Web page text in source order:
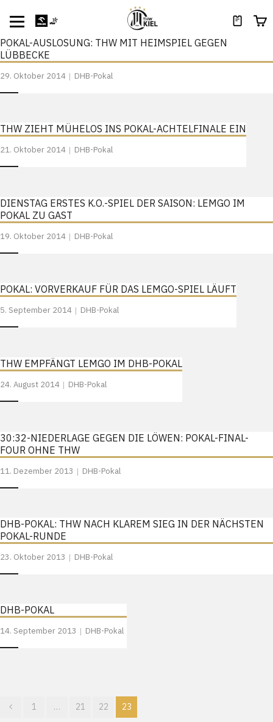
POKAL-AUSLOSUNG: THW MIT HEIMSPIEL GEGEN
LÜBBECKE
29. Oktober 2014 DHB-Pokal
THW ZIEHT MÜHELOS INS POKAL-ACHTELFINALE EIN
21. Oktober 2014 DHB-Pokal
DIENSTAG ERSTES K.O.-SPIEL DER SAISON: LEMGO IM
POKAL ZU GAST
19. Oktober 2014 DHB-Pokal
POKAL: VORVERKAUF FÜR DAS LEMGO-SPIEL LÄUFT
5. September 2014 DHB-Pokal
THW EMPFÄNGT LEMGO IM DHB-POKAL
24. August 2014 DHB-Pokal
30:32-NIEDERLAGE GEGEN DIE LÖWEN: POKAL-FINAL-
FOUR OHNE THW
11. Dezember 2013 DHB-Pokal
DHB-POKAL: THW NACH KLAREM SIEG IN DER NÄCHSTEN
POKAL-RUNDE
23. Oktober 2013 DHB-Pokal
DHB-POKAL
14. September 2013 DHB-Pokal
1 … 21 22 23